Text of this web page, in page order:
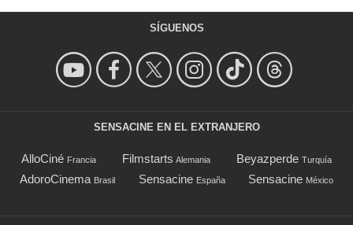
SÍGUENOS
SENSACINE EN EL EXTRANJERO
AlloCiné Francia Filmstarts Alemania Beyazperde Turquía
AdoroCinema Brasil Sensacine España Sensacine México